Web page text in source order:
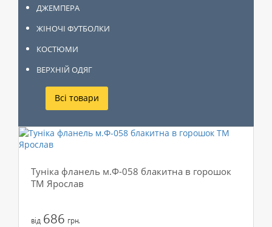
ДЖЕМПЕРА
ЖІНОЧІ ФУТБОЛКИ
КОСТЮМИ
ВЕРХНІЙ ОДЯГ
Всі товари
Туніка фланель м.Ф-058 блакитна в горошок
ТМ Ярослав
від 686 грн.